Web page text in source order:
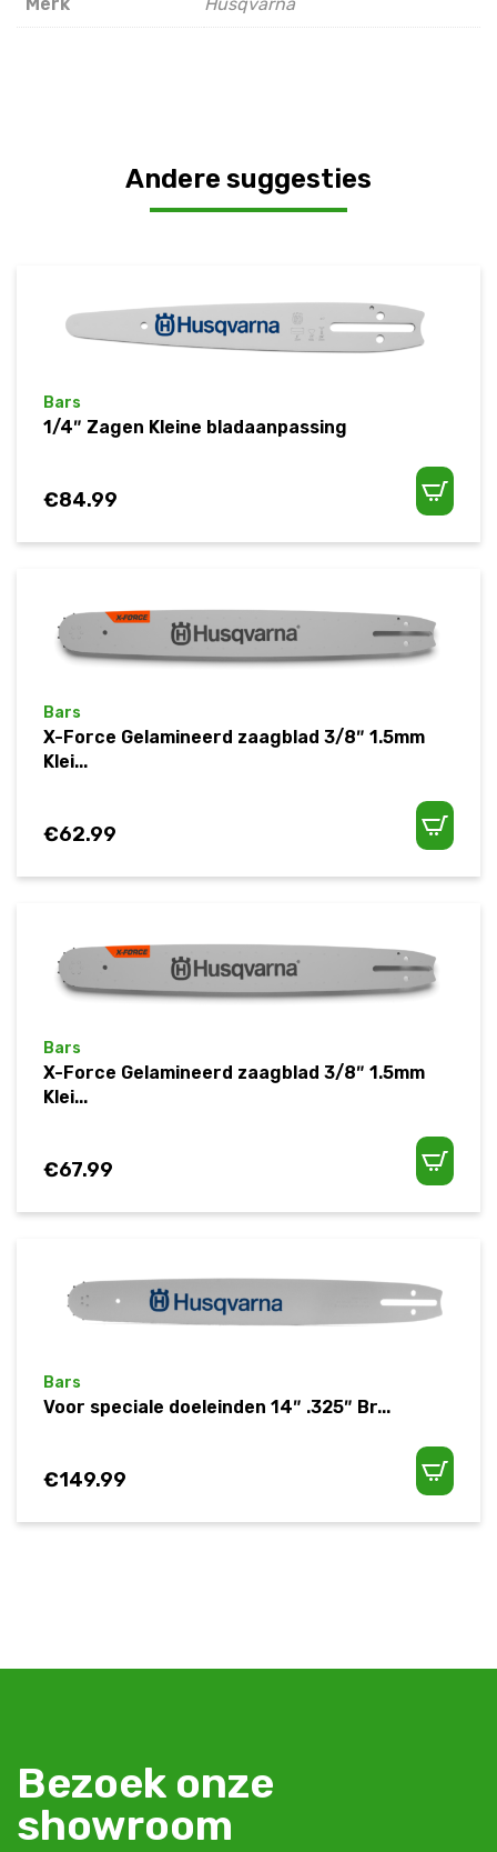
Andere suggesties
Bars
1/4″ Zagen Kleine bladaanpassing
€84.99
Bars
X-Force Gelamineerd zaagblad 3/8″ 1.5mm
Klei...
€62.99
Bars
X-Force Gelamineerd zaagblad 3/8″ 1.5mm
Klei...
€67.99
Bars
Voor speciale doeleinden 14″ .325″ Br...
€149.99
Bezoek onze
showroom